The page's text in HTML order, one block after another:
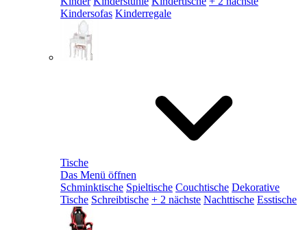
Kindersofas Kinderregale
Tische
Das Menü öffnen
Schminktische Spieltische Couchtische Dekorative
Tische Schreibtische + 2 nächste Nachttische Esstische